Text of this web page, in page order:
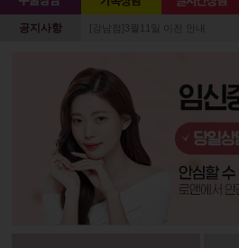
공지사항 [강남점]3월11일 이전 안내